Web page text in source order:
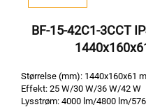
BF-15-42C1-3CCT
Størrelse (mm): 1440x160x61
Effekt: 25 W/30 W/36 W/42 W
Lysstrøm: 4000 lm/4800 lm/